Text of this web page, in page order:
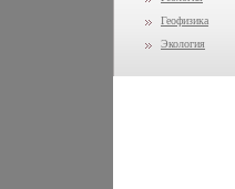
Геофизика
Экология